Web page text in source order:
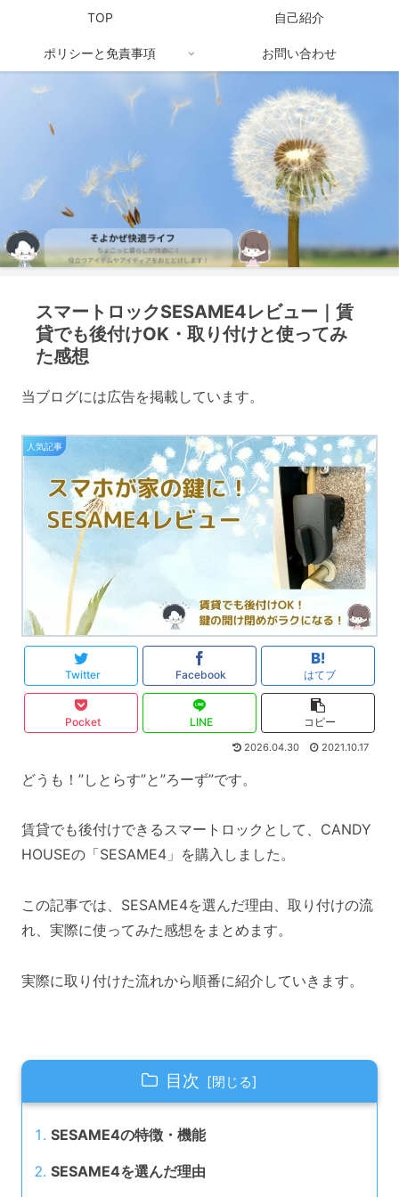
TOP 自己紹介
ポリシーと免責事項 お問い合わせ
スマートロックSESAME4レビュー｜賃
貸でも後付けOK・取り付けと使ってみ
た感想
当ブログには広告を掲載しています。
人気記事
Twitter Facebook はてブ
Pocket LINE コピー
2026.04.30 2021.10.17
どうも！”しとらす”と”ろーず”です。
賃貸でも後付けできるスマートロックとして、CANDY
HOUSEの「SESAME4」を購入しました。
この記事では、SESAME4を選んだ理由、取り付けの流
れ、実際に使ってみた感想をまとめます。
実際に取り付けた流れから順番に紹介していきます。
目次
SESAME4の特徴・機能
SESAME4を選んだ理由